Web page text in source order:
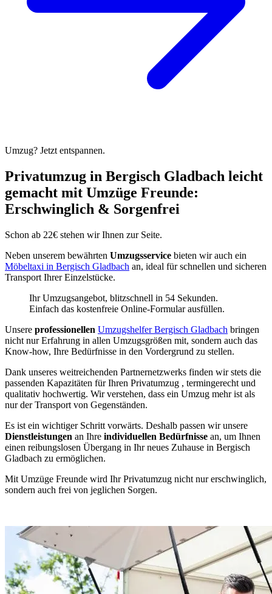
Umzug? Jetzt entspannen.
Privatumzug in Bergisch Gladbach leicht
gemacht mit Umzüge Freunde:
Erschwinglich & Sorgenfrei
Schon ab 22€ stehen wir Ihnen zur Seite.
Neben unserem bewährten Umzugsservice bieten wir auch ein
Möbeltaxi in Bergisch Gladbach an, ideal für schnellen und sicheren
Transport Ihrer Einzelstücke.
Ihr Umzugsangebot, blitzschnell in 54 Sekunden.
Einfach das kostenfreie Online-Formular ausfüllen.
Unsere professionellen Umzugshelfer Bergisch Gladbach bringen
nicht nur Erfahrung in allen Umzugsgrößen mit, sondern auch das
Know-how, Ihre Bedürfnisse in den Vordergrund zu stellen.
Dank unseres weitreichenden Partnernetzwerks finden wir stets die
passenden Kapazitäten für Ihren Privatumzug , termingerecht und
qualitativ hochwertig. Wir verstehen, dass ein Umzug mehr ist als
nur der Transport von Gegenständen.
Es ist ein wichtiger Schritt vorwärts. Deshalb passen wir unsere
Dienstleistungen an Ihre individuellen Bedürfnisse an, um Ihnen
einen reibungslosen Übergang in Ihr neues Zuhause in Bergisch
Gladbach zu ermöglichen.
Mit Umzüge Freunde wird Ihr Privatumzug nicht nur erschwinglich,
sondern auch frei von jeglichen Sorgen.